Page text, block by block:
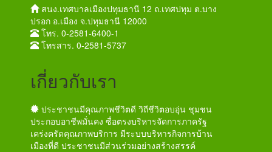
สนง.เทศบาลเมืองปทุมธานี 12 ถ.เทศปทุม ต.บาง
ปรอก อ.เมือง จ.ปทุมธานี 12000
โทร. 0-2581-6400-1
โทรสาร. 0-2581-5737
เกี่ยวกับเรา
ประชาชนมีคุณภาพชีวิตดี วิถีชีวิตอบอุ่น ชุมชน
ประกอบอาชีพมั่นคง ซื่อตรงบริหารจัดการภาครัฐ
เคร่งครัดคุณภาพบริการ มีระบบบริหารกิจการบ้าน
เมืองที่ดี ประชาชนมีส่วนร่วมอย่างสร้างสรรค์